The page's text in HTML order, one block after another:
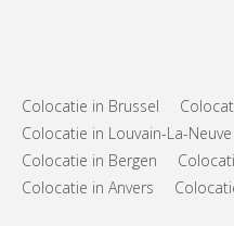
Colocatie in Brussel
Colocatie in Louvain-La-Neuve
Colocatie in Bergen
Colocatie in Anvers